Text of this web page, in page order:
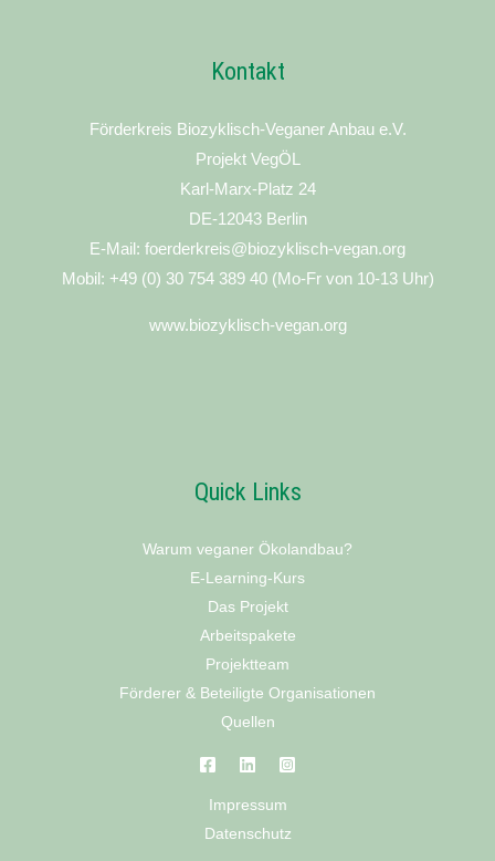
Kontakt
Förderkreis Biozyklisch-Veganer Anbau e.V.
Projekt VegÖL
Karl-Marx-Platz 24
DE-12043 Berlin
E-Mail: foerderkreis@biozyklisch-vegan.org
Mobil: +49 (0) 30 754 389 40 (Mo-Fr von 10-13 Uhr)
www.biozyklisch-vegan.org
Quick Links
Warum veganer Ökolandbau?
E-Learning-Kurs
Das Projekt
Arbeitspakete
Projektteam
Förderer & Beteiligte Organisationen
Quellen
Impressum
Datenschutz